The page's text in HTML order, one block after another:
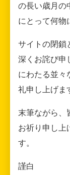
の長い歳月の
にとって何物
サイトの閉鎖
深くお詫び申
にわたる並々
礼申し上げま
末筆ながら、
お祈り申し上
す。
謹白